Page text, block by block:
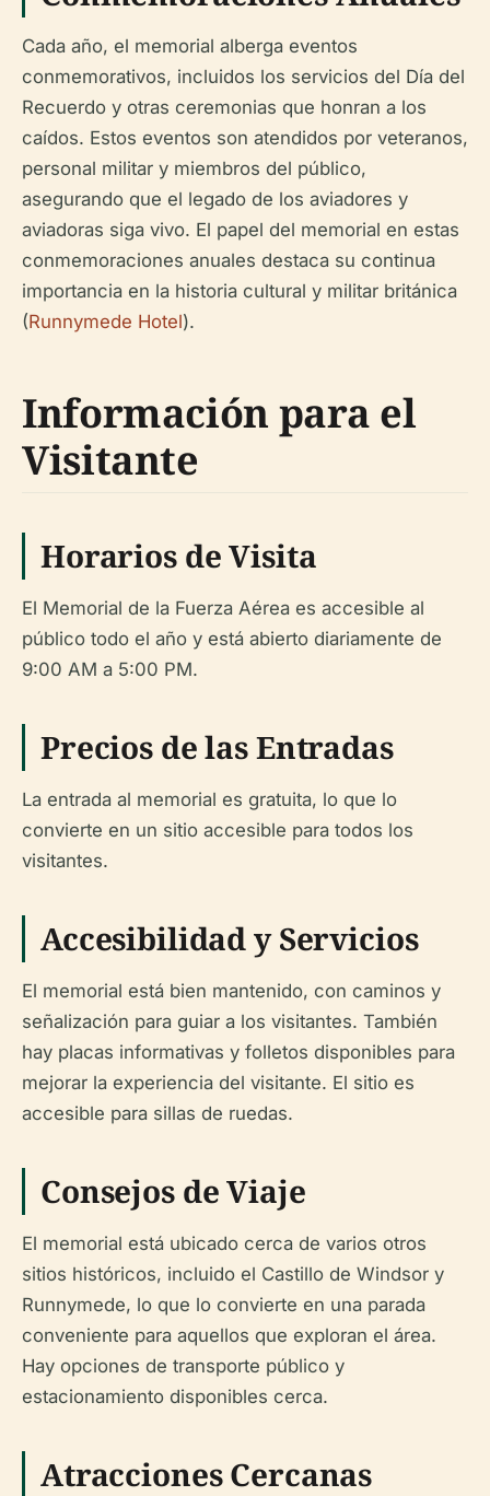
Cada año, el memorial alberga eventos
conmemorativos, incluidos los servicios del Día del
Recuerdo y otras ceremonias que honran a los
caídos. Estos eventos son atendidos por veteranos,
personal militar y miembros del público,
asegurando que el legado de los aviadores y
aviadoras siga vivo. El papel del memorial en estas
conmemoraciones anuales destaca su continua
importancia en la historia cultural y militar británica
(Runnymede Hotel).
Información para el
Visitante
Horarios de Visita
El Memorial de la Fuerza Aérea es accesible al
público todo el año y está abierto diariamente de
9:00 AM a 5:00 PM.
Precios de las Entradas
La entrada al memorial es gratuita, lo que lo
convierte en un sitio accesible para todos los
visitantes.
Accesibilidad y Servicios
El memorial está bien mantenido, con caminos y
señalización para guiar a los visitantes. También
hay placas informativas y folletos disponibles para
mejorar la experiencia del visitante. El sitio es
accesible para sillas de ruedas.
Consejos de Viaje
El memorial está ubicado cerca de varios otros
sitios históricos, incluido el Castillo de Windsor y
Runnymede, lo que lo convierte en una parada
conveniente para aquellos que exploran el área.
Hay opciones de transporte público y
estacionamiento disponibles cerca.
Atracciones Cercanas